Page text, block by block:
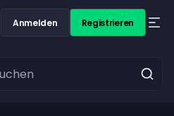
Anmelden Registrieren